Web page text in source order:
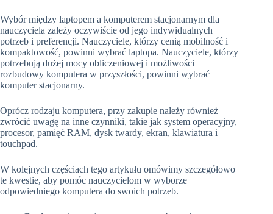
Wybór między laptopem a komputerem stacjonarnym dla
nauczyciela zależy oczywiście od jego indywidualnych
potrzeb i preferencji. Nauczyciele, którzy cenią mobilność i
kompaktowość, powinni wybrać laptopa. Nauczyciele, którzy
potrzebują dużej mocy obliczeniowej i możliwości
rozbudowy komputera w przyszłości, powinni wybrać
komputer stacjonarny.
Oprócz rodzaju komputera, przy zakupie należy również
zwrócić uwagę na inne czynniki, takie jak system operacyjny,
procesor, pamięć RAM, dysk twardy, ekran, klawiatura i
touchpad.
W kolejnych częściach tego artykułu omówimy szczegółowo
te kwestie, aby pomóc nauczycielom w wyborze
odpowiedniego komputera do swoich potrzeb.